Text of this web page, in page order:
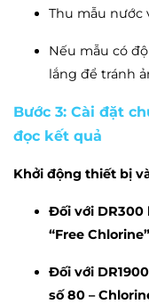
Thu mẫu nước
Nếu mẫu có
lắng để tránh
Bước 3: Cài đặt
đọc kết quả
Khởi động thiết bị
Đối với DR300
“Free
Đối với
số 80 –